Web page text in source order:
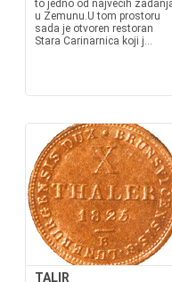
to jedno od najvećih
u Zemunu.U tom prostoru
sada je otvoren restoran
Stara Carinarnica koji j...
TALIR